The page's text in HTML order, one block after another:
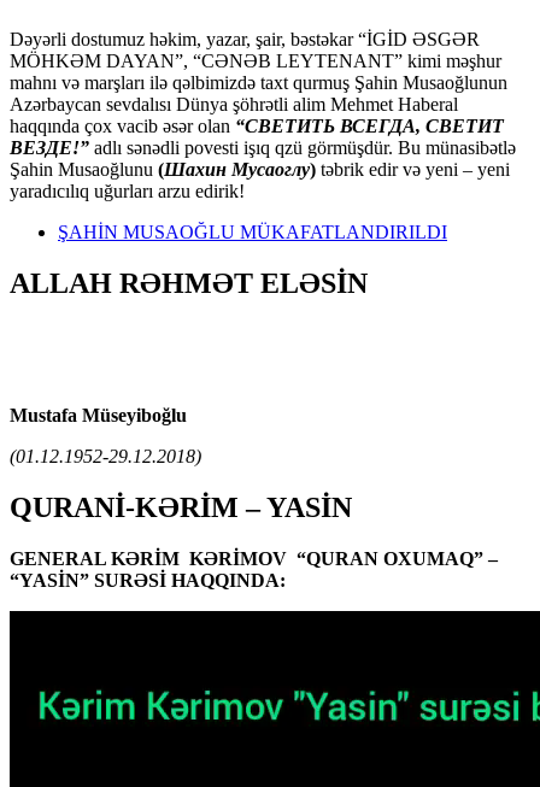
Dəyərli dostumuz həkim, yazar, şair, bəstəkar “İGİD ƏSGƏR
MÖHKƏM DAYAN”, “CƏNƏB LEYTENANT” kimi məşhur
mahnı və marşları ilə qəlbimizdə taxt qurmuş Şahin Musaoğlunun
Azərbaycan sevdalısı Dünya şöhrətli alim Mehmet Haberal
haqqında çox vacib əsər olan “СВЕТИТЬ ВСЕГДА, СВЕТИТ
ВЕЗДЕ!” adlı sənədli povesti işıq qzü görmüşdür. Bu münasibətlə
Şahin Musaoğlunu (Шахин Мусаоглу) təbrik edir və yeni – yeni
yaradıcılıq uğurları arzu edirik!
ŞAHİN MUSAOĞLU MÜKAFATLANDIRILDI
ALLAH RƏHMƏT ELƏSİN
Mustafa Müseyiboğlu
(01.12.1952-29.12.2018)
QURANİ-KƏRİM – YASİN
GENERAL KƏRİM KƏRİMOV “QURAN OXUMAQ” –
“YASİN” SURƏSİ HAQQINDA: